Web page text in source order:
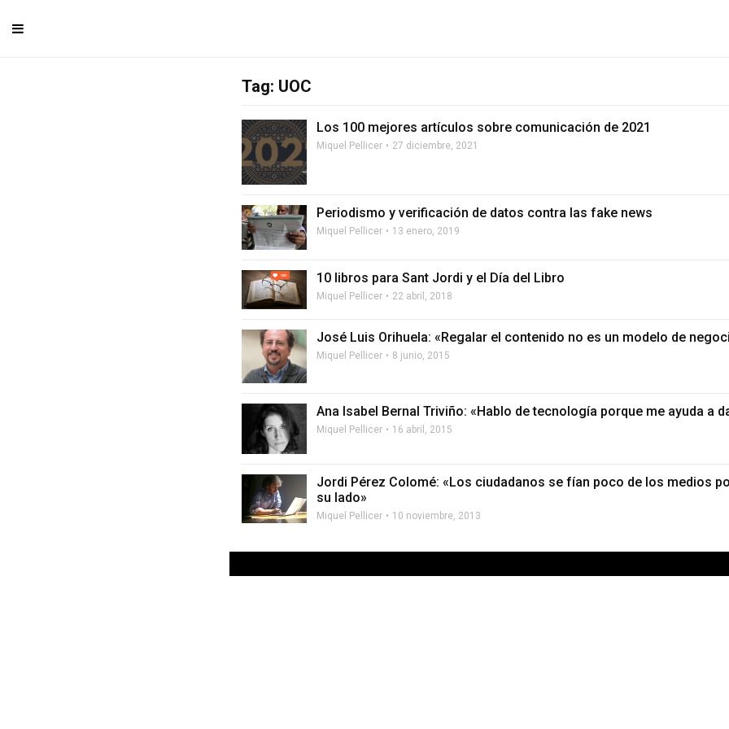
Tag: UOC
Los 100 mejores artículos sobre comunicación de 2021
Miquel Pellicer 27 diciembre, 2021
Periodismo y verificación de datos contra las fake news
Miquel Pellicer 13 enero, 2019
10 libros para Sant Jordi y el Día del Libro
Miquel Pellicer 22 abril, 2018
José Luis Orihuela: «Regalar el contenido no es un modelo de
Miquel Pellicer 8 junio, 2015
Ana Isabel Bernal Triviño: «Hablo de tecnología porque me ayuda a
Miquel Pellicer 16 abril, 2015
Jordi Pérez Colomé: «Los ciudadanos se fían poco de los medios
su lado»
Miquel Pellicer 10 noviembre, 2013